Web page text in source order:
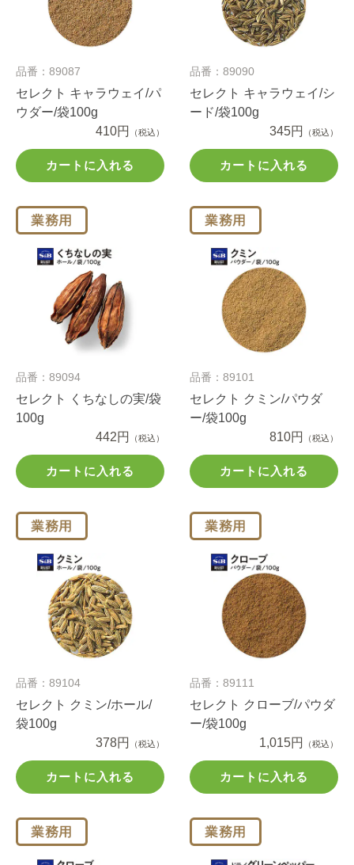
品番：89087
セレクト キャラウェイ/パ
ウダー/袋100g
410円
（税込）
カートに入れる
品番：89090
セレクト キャラウェイ/シ
ード/袋100g
345円
（税込）
カートに入れる
品番：89094
セレクト くちなしの実/袋
100g
442円
（税込）
カートに入れる
品番：89101
セレクト クミン/パウダ
ー/袋100g
810円
（税込）
カートに入れる
品番：89104
セレクト クミン/ホール/
袋100g
378円
（税込）
カートに入れる
品番：89111
セレクト クローブ/パウダ
ー/袋100g
1,015円
（税込）
カートに入れる